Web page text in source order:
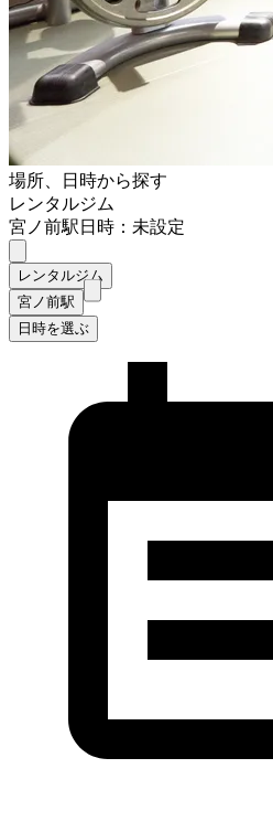
場所、日時から探す
レンタルジム
宮ノ前駅日時：未設定
レンタルジム
宮ノ前駅
日時を選ぶ